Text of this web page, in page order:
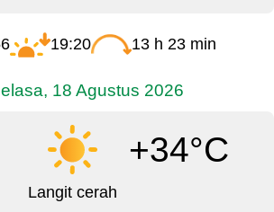
19:20 13 h 23 min
18 Agustus 2026
+34°C
Langit cerah